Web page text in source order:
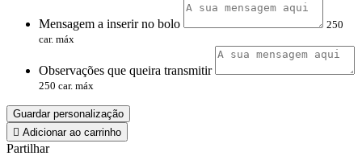
Mensagem a inserir no bolo
250
car. máx
Observações que queira transmitir
250 car. máx
Guardar personalização
 Adicionar ao carrinho
Partilhar